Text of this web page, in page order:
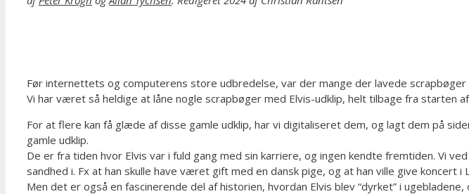
Før internettets og computerens store udbredelse, var der mange der lavede
Vi har været så heldige at låne nogle scrapbøger med Elvis-udklip, helt tilbage fra starten
For at flere kan få glæde af disse gamle udklip, har vi digitaliseret dem, og lagt dem på
gamle udklip.
De er fra tiden hvor Elvis var i fuld gang med sin karriere, og ingen kendte fremtiden. Vi
sandhed i. Fx at han skulle have været gift med en dansk pige, og at han ville give koncert i
Men det er også en fascinerende del af historien, hvordan Elvis blev “dyrket” i